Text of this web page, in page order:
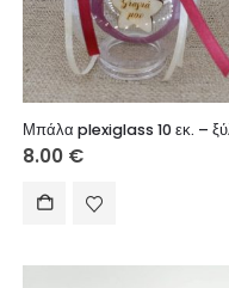
8.00 €